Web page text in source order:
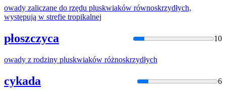
owady zaliczane do rzędu pluskwiaków równoskrzydłych,
występują w strefie tropikalnej
płoszczyca 10
owady z rodziny pluskwiaków różnoskrzydłych
cykada 6